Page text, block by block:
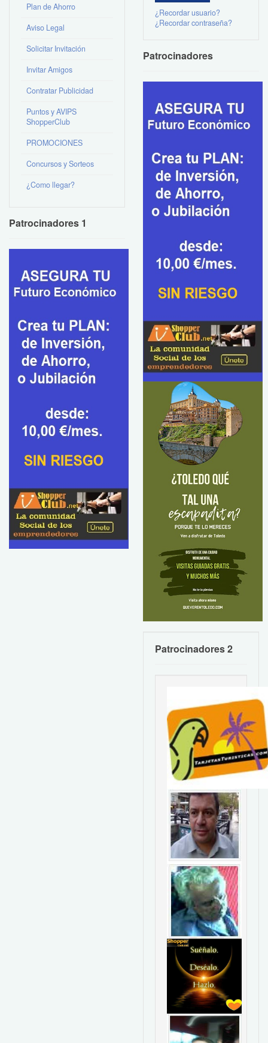
Plan de Ahorro
Aviso Legal
Solicitar Invitación
Invitar Amigos
Contratar Publicidad
Puntos y AVIPS
ShopperClub
PROMOCIONES
Concursos y Sorteos
¿Como llegar?
Patrocinadores 1
¿Recordar usuario?
¿Recordar contraseña?
Patrocinadores
Patrocinadores 2